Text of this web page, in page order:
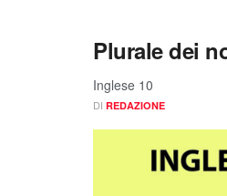
Plurale dei
Inglese 10
DI REDAZIONE